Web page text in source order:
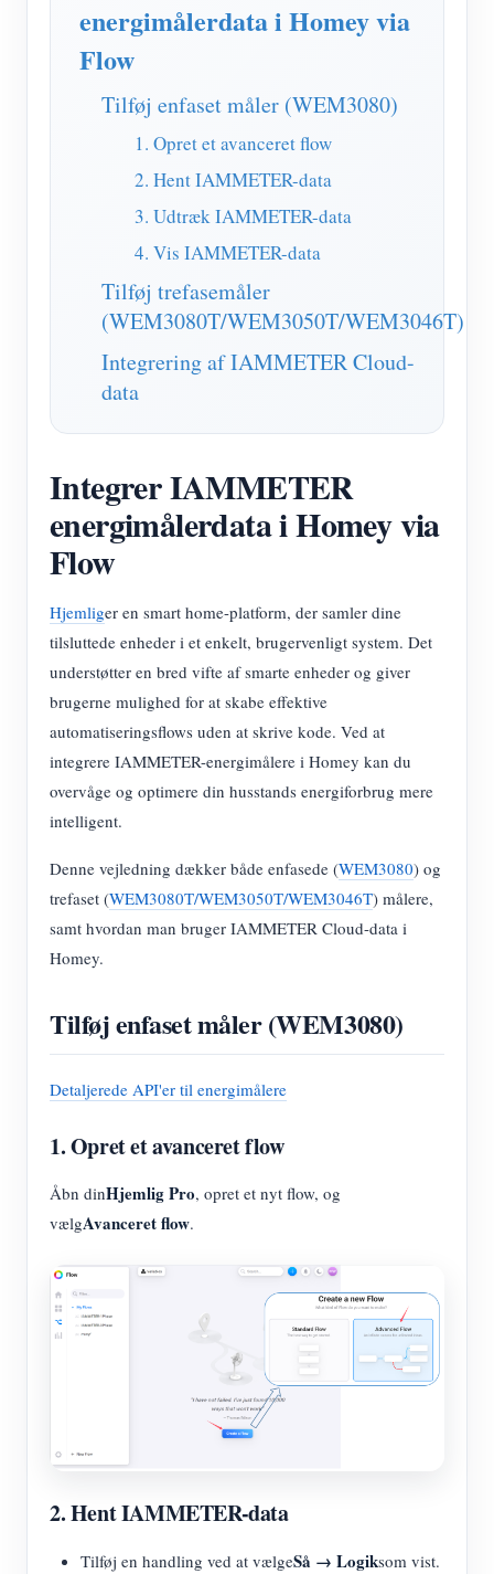
IAMMETER Simulator
Energiprognose og -simuleringssystem
Ansøgninger
Solar PV System Energimonitor
Overvågning af elforbrug
Home Automation
Fabrikkens energiovervågning
butik
Ressourcer
Dokument
Tutorial video
FAQ
Blogs
Fællesskab
Udvikler
Udforske
Kontakt
energimålerdata i Homey via
Flow
Tilføj enfaset måler (WEM3080)
1. Opret et avanceret flow
2. Hent IAMMETER-data
3. Udtræk IAMMETER-data
4. Vis IAMMETER-data
Tilføj trefasemåler
(WEM3080T/WEM3050T/WEM3046T)
Integrering af IAMMETER Cloud-
data
Integrer IAMMETER
energimålerdata i Homey via
Flow
Hjemliger en smart home-platform, der samler dine
tilsluttede enheder i et enkelt, brugervenligt system. Det
understøtter en bred vifte af smarte enheder og giver
brugerne mulighed for at skabe effektive
automatiseringsflows uden at skrive kode. Ved at
integrere IAMMETER-energimålere i Homey kan du
overvåge og optimere din husstands energiforbrug mere
intelligent.
Denne vejledning dækker både enfasede (WEM3080) og
trefaset (WEM3080T/WEM3050T/WEM3046T) målere,
samt hvordan man bruger IAMMETER Cloud-data i
Homey.
Tilføj enfaset måler (WEM3080)
Detaljerede API'er til energimålere
1. Opret et avanceret flow
Åbn dinHjemlig Pro, opret et nyt flow, og
vælgAvanceret flow.
2. Hent IAMMETER-data
Tilføj en handling ved at vælgeSå → Logiksom vist.